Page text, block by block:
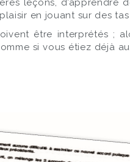
leçons, d’apprendre
en jouant sur des
être interprétés ;
si vous étiez déjà au